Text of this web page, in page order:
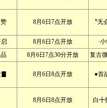
8月6日7点开放 〝
8月6日7点开放
·
8月6日7点30分开放 复古
8月6日8点开放 ●首
8月6日8点开放 白╋